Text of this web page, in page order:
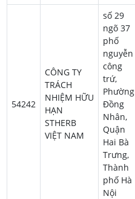
54242
CÔNG TY
TRÁCH
NHIỆM HỮU
HẠN
STHERB
VIỆT NAM
số 29
ngõ 37
phố
nguyễn
công
trứ,
Phường
Đồng
Nhân,
Quận
Hai Bà
Trưng,
Thành
phố Hà
Nội